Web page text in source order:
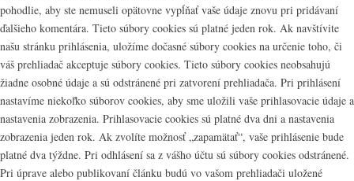
pohodlie, aby ste nemuseli opätovne vypĺňať vaše údaje znovu pri pridávaní
ďalšieho komentára. Tieto súbory cookies sú platné jeden rok. Ak navštívite
našu stránku prihlásenia, uložíme dočasné súbory cookies na určenie toho, či
váš prehliadač akceptuje súbory cookies. Tieto súbory cookies neobsahujú
žiadne osobné údaje a sú odstránené pri zatvorení prehliadača. Pri prihlásení
nastavíme niekoľko súborov cookies, aby sme uložili vaše prihlasovacie údaje a
nastavenia zobrazenia. Prihlasovacie cookies sú platné dva dni a nastavenia
zobrazenia jeden rok. Ak zvolíte možnosť „zapamätať“, vaše prihlásenie bude
platné dva týždne. Pri odhlásení sa z vášho účtu sú súbory cookies odstránené.
Pri úprave alebo publikovaní článku budú vo vašom prehliadači uložené